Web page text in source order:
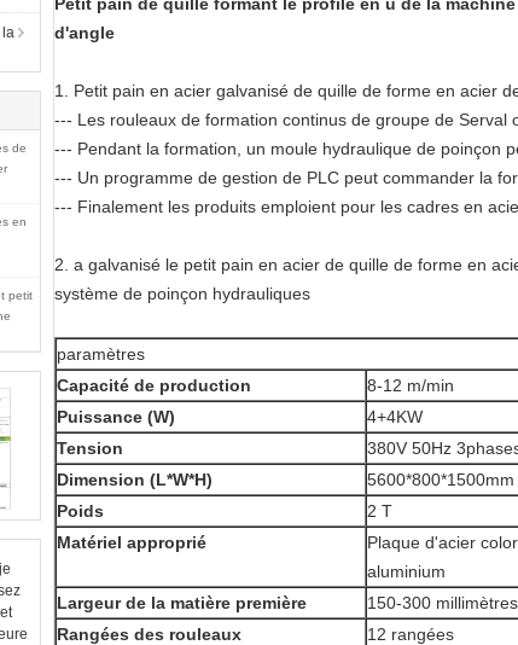
la
de
en
petit
d'angle
1. Petit pain en acier galvanisé de quille de forme en acier
--- Les rouleaux de formation continus de groupe de Serval
--- Pendant la formation, un moule hydraulique de poinçon
--- Un programme de gestion de PLC peut commander la
--- Finalement les produits emploient pour les cadres en
2. a galvanisé le petit pain en acier de quille de forme en
système de poinçon hydrauliques
paramètres
Capacité de production
8-12 m/min
Puissance (W)
4+4KW
Tension
380V 50Hz
Dimension (L*W*H)
5600*800*1500mm
Poids
2 T
Matériel approprié
Plaque d'acier
aluminium
Largeur de la matière première
150-300 millimètres
Rangées des rouleaux
12 rangées